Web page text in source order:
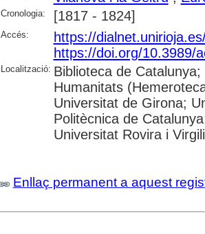
Cronologia: [1817 - 1824]
Accés:
https://
https://doi.org/10.3989/
Localització: Biblioteca de
Humanitats
Universitat de Girona;
Politècnica de
Universitat Rovira i Virgili
Enllaç permanent a aquest